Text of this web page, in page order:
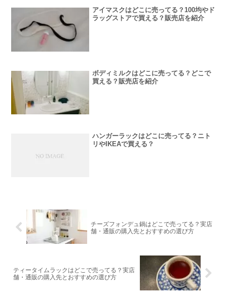
アイマスクはどこに売ってる？100均やド
ラッグストアで買える？販売店を紹介
ボディミルクはどこに売ってる？どこで
買える？販売店を紹介
ハンガーラックはどこに売ってる？ニト
リやIKEAで買える？
チーズフォンデュ鍋はどこで売ってる？実店
舗・通販の購入先とおすすめの選び方
ティータイムラックはどこで売ってる？実店
舗・通販の購入先とおすすめの選び方